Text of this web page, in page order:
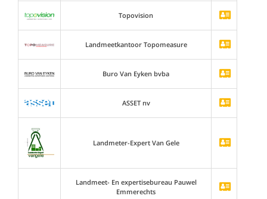
Topovision
Landmeetkantoor Topomeasure
Buro Van Eyken bvba
ASSET nv
Landmeter-Expert Van Gele
Landmeet- En expertisebureau Pauwel
Emmerechts